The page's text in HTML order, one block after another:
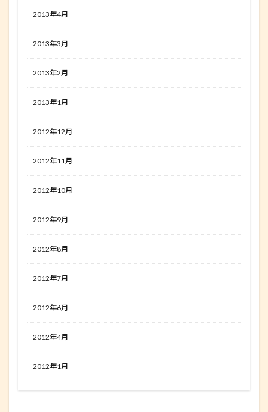
2013年4月
2013年3月
2013年2月
2013年1月
2012年12月
2012年11月
2012年10月
2012年9月
2012年8月
2012年7月
2012年6月
2012年4月
2012年1月